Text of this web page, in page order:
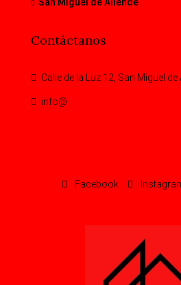
Contáctanos
Calle de la Luz 12, San Miguel
info@
Facebook